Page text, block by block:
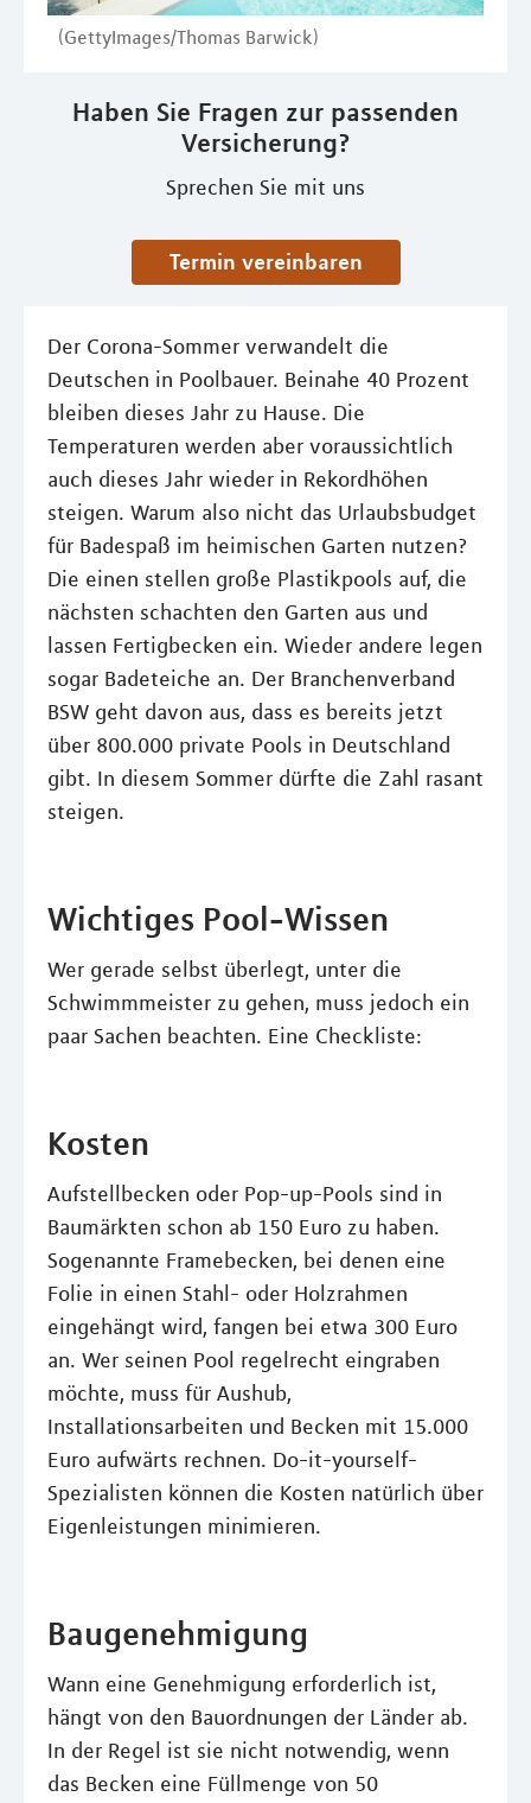
(GettyImages/Thomas Barwick)
Haben Sie Fragen zur passenden
Versicherung?
Sprechen Sie mit uns
Termin vereinbaren
Der Corona-Sommer verwandelt die
Deutschen in Poolbauer. Beinahe 40 Prozent
bleiben dieses Jahr zu Hause. Die
Temperaturen werden aber voraussichtlich
auch dieses Jahr wieder in Rekordhöhen
steigen. Warum also nicht das Urlaubsbudget
für Badespaß im heimischen Garten nutzen?
Die einen stellen große Plastikpools auf, die
nächsten schachten den Garten aus und
lassen Fertigbecken ein. Wieder andere legen
sogar Badeteiche an. Der Branchenverband
BSW geht davon aus, dass es bereits jetzt
über 800.000 private Pools in Deutschland
gibt. In diesem Sommer dürfte die Zahl rasant
steigen.
Wichtiges Pool-Wissen
Wer gerade selbst überlegt, unter die
Schwimmmeister zu gehen, muss jedoch ein
paar Sachen beachten. Eine Checkliste:
Kosten
Aufstellbecken oder Pop-up-Pools sind in
Baumärkten schon ab 150 Euro zu haben.
Sogenannte Framebecken, bei denen eine
Folie in einen Stahl- oder Holzrahmen
eingehängt wird, fangen bei etwa 300 Euro
an. Wer seinen Pool regelrecht eingraben
möchte, muss für Aushub,
Installationsarbeiten und Becken mit 15.000
Euro aufwärts rechnen. Do-it-yourself-
Spezialisten können die Kosten natürlich über
Eigenleistungen minimieren.
Baugenehmigung
Wann eine Genehmigung erforderlich ist,
hängt von den Bauordnungen der Länder ab.
In der Regel ist sie nicht notwendig, wenn
das Becken eine Füllmenge von 50